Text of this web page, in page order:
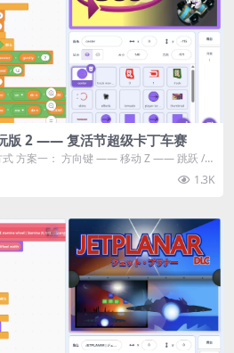
版 2 —— 复活节超级卡丁车赛
式 方案一： 方向键 —— 移动 Z —— 跳跃 /
： ...
1.3K